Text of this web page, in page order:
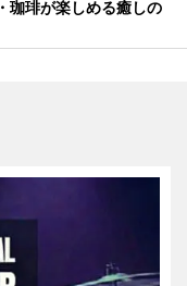
珈琲が楽しめる癒しの